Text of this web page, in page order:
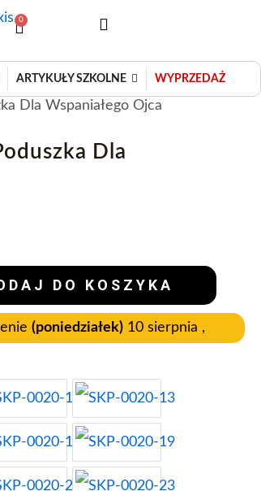
0
Wózek
ARTYKUŁY SZKOLNE WYPRZEDAŻ
Dla Wspaniałego Ojca
Dla
DO KOSZYKA
(poniedziałek) 10 sierpnia ,